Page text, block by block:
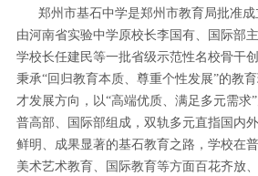
郑州市基石中学是郑州市教育局批准成
由河南省实验中学原校长李国有、国际部
学校长任建民等一批省级示范性名校骨干
秉承“回归教育本质、尊重个性发展”的教
才发展方向，以“高端优质、满足多元需求
普高部、国际部组成，双轨多元直指国内
鲜明、成果显著的基石教育之路，学校在
美术艺术教育、国际教育等方面百花齐放